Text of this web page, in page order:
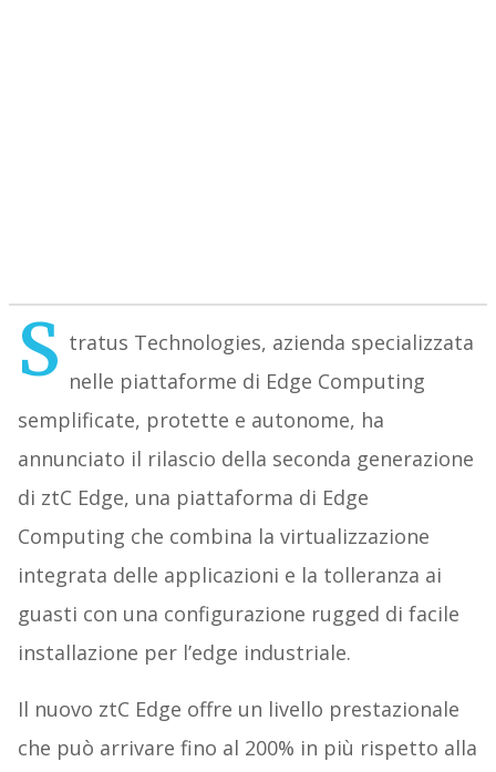
S tratus Technologies, azienda specializzata
nelle piattaforme di Edge Computing
semplificate, protette e autonome, ha
annunciato il rilascio della seconda generazione
di ztC Edge, una piattaforma di Edge
Computing che combina la virtualizzazione
integrata delle applicazioni e la tolleranza ai
guasti con una configurazione rugged di facile
installazione per l’edge industriale.
Il nuovo ztC Edge offre un livello prestazionale
che può arrivare fino al 200% in più rispetto alla